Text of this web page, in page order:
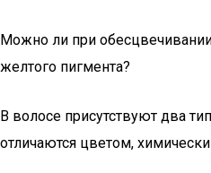
Можно ли при
желтого пигмента?
В волосе присутствуют два
отличаются цветом, химически